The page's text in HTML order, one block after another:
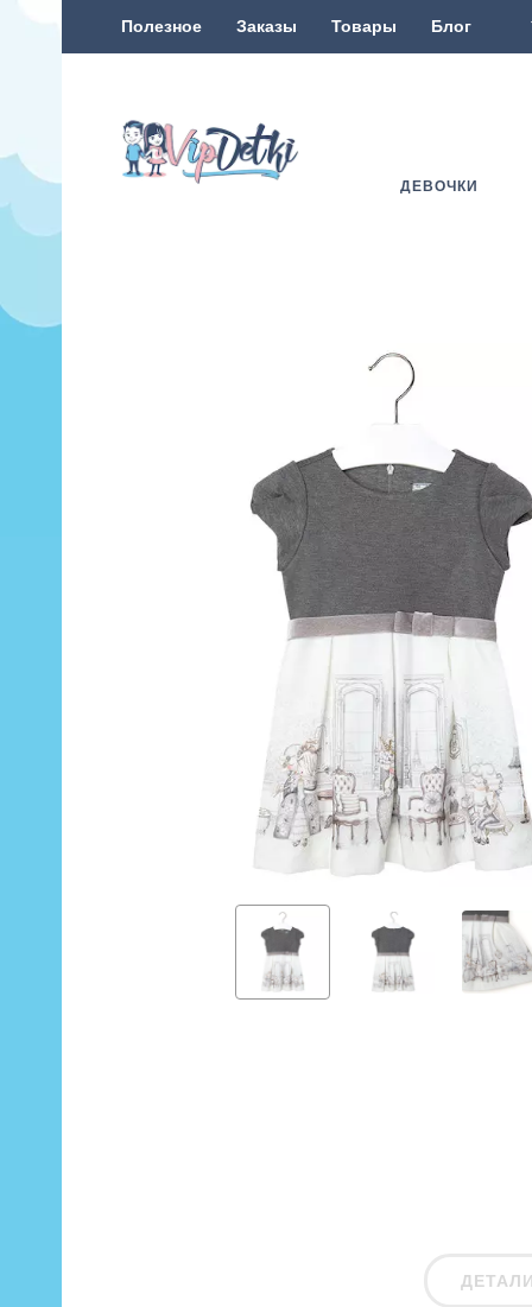
Полезное Заказы Товары Блог
ДЕВОЧКИ
ДЕТАЛИ